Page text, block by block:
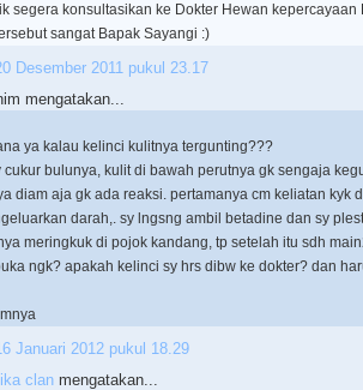
segera konsultasikan ke Dokter Hewan kepercayaan
sangat Bapak Sayangi :)
Desember 2011 pukul 23.17
mengatakan...
ya kalau kelinci kulitnya tergunting???
cukur bulunya, kulit di bawah perutnya gk sengaja
diam aja gk ada reaksi. pertamanya cm keliatan kyk
darah,. sy lngsng ambil betadine dan sy
meringkuk di pojok kandang, tp setelah itu sdh
ngk? apakah kelinci sy hrs dibw ke dokter? dan
Januari 2012 pukul 18.29
clan mengatakan...